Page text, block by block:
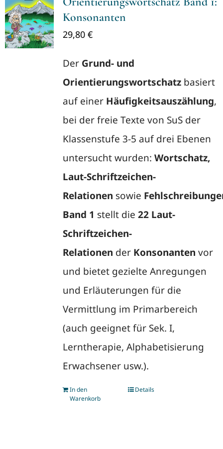
Konsonanten
29,80 €
Der Grund- und
Orientierungswortschatzbasiert
auf einer Häufigkeitsauszählung,
bei der freie Texte von SuS der
Klassenstufe 3-5 auf drei Ebenen
untersucht wurden: Wortschatz,
Laut-Schriftzeichen-
Relationen sowie
Band 1 stellt die 22 Laut-
Schriftzeichen-
Relationen der Konsonanten vor
und bietet gezielte Anregungen
und Erläuterungen für die
Vermittlung im Primarbereich
(auch geeignet für Sek. I,
Lerntherapie, Alphabetisierung
Erwachsener usw.).
In den
Warenkorb
Details